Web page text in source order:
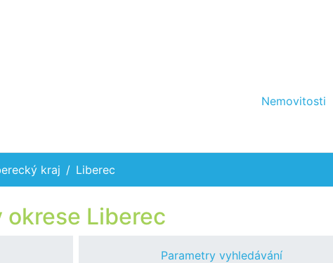
Nemovitosti
kraj Liberec
okrese Liberec
Parametry vyhledávání